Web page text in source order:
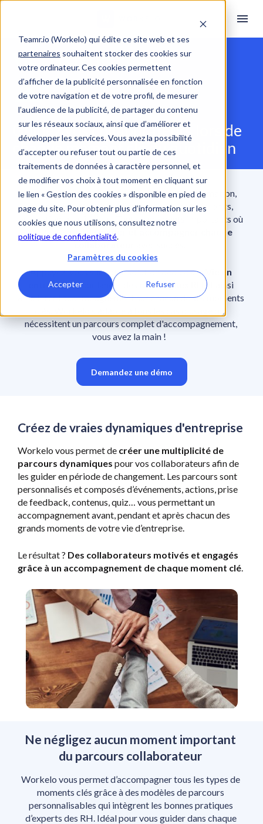
Teamr.io (Workelo) qui édite ce site web et ses
partenaires souhaitent stocker des cookies sur
votre ordinateur. Ces cookies permettent
d’afficher de la publicité personnalisée en fonction
de votre navigation et de votre profil, de mesurer
l’audience de la publicité, de partager du contenu
sur les réseaux sociaux, ainsi que d’améliorer et
développer les services. Vous avez la possibilité
d’accepter ou refuser tout ou partie de ces
traitements de données à caractère personnel, et
de modifier vos choix à tout moment en cliquant sur
le lien « Gestion des cookies » disponible en pied de
page du site. Pour obtenir plus d’information sur les
cookies que nous utilisons, consultez notre
politique de confidentialité.
Paramètres du cookies
Accepter Refuser
VIE EN ENTREPRISE
Guidez vos collaborateurs lors de
chaque moment clé du quotidien
Retour de congé maternité, projet de transformation,
célébration, ré-onboarding, retour de congés longs,
promotion, acquisition... Tant de moments importants où
il est essentiel de guider et accompagner chaque
Appuyez-vous sur notre solution dédiée à la
Vie en
entreprise pour lancer des campagnes RH
et ainsi
améliorer l'accompagnement sur chacun de ses moments
clés. Workelo s'adapte à tous les cas d'usage qui
nécessitent un parcours complet d'accompagnement,
vous avez la main !
Demandez une démo
Créez de vraies dynamiques d'entreprise
Workelo vous permet de créer une multiplicité de
parcours dynamiques pour vos collaborateurs afin de
les guider en période de changement. Les parcours sont
personnalisés et composés d’événements, actions, prise
de feedback, contenus, quiz… vous permettant un
accompagnement avant, pendant et après chacun des
grands moments de votre vie d’entreprise.
Le résultat ? Des collaborateurs motivés et engagés
grâce à un accompagnement de chaque moment clé.
Ne négligez aucun moment important
du parcours collaborateur
Workelo vous permet d’accompagner tous les types de
moments clés grâce à des modèles de parcours
personnalisables qui intègrent les bonnes pratiques
d’experts des RH. Idéal pour vous guider dans chaque